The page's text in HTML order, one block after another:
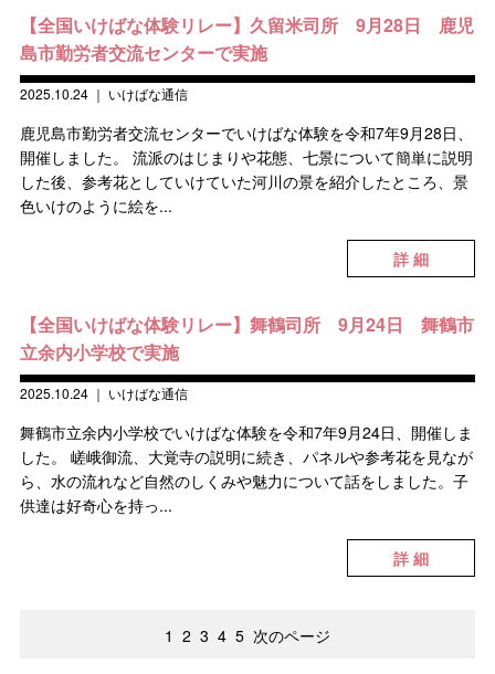
【全国いけばな体験リレー】久留米司所 9月28日 鹿児
島市勤労者交流センターで実施
2025.10.24｜ いけばな通信
鹿児島市勤労者交流センターでいけばな体験を令和7年9月28日、
開催しました。 流派のはじまりや花態、七景について簡単に説明
した後、参考花としていけていた河川の景を紹介したところ、景
色いけのように絵を...
詳 細
【全国いけばな体験リレー】舞鶴司所 9月24日 舞鶴市
立余内小学校で実施
2025.10.24｜ いけばな通信
舞鶴市立余内小学校でいけばな体験を令和7年9月24日、開催しま
した。 嵯峨御流、大覚寺の説明に続き、パネルや参考花を見なが
ら、水の流れなど自然のしくみや魅力について話をしました。子
供達は好奇心を持っ...
詳 細
1 2 3 4 5 次のページ